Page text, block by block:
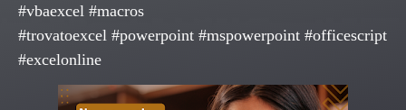
#vbaexcel #macros
#trovatoexcel #powerpoint #mspowerpoint #officescript
#excelonline